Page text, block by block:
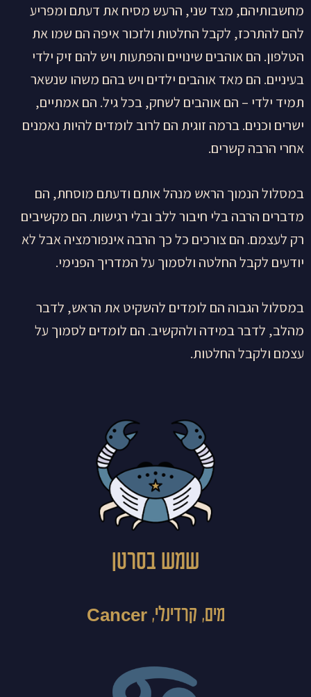
מחשבותיהם, מצד שני, הרעש מסיח את דעתם ומפריע
להם להתרכז, לקבל החלטות ולזכור איפה הם שמו את
הטלפון. הם אוהבים שינויים והפתעות ויש להם זיק ילדי
בעיניים. הם מאד אוהבים ילדים ויש בהם משהו שנשאר
תמיד ילדי – הם אוהבים לשחק, בכל גיל. הם אמתיים,
ישרים וכנים. ברמה זוגית הם לרוב לומדים להיות נאמנים
אחרי הרבה קשרים.
במסלול הנמוך הראש מנהל אותם ודעתם מוסחת, הם
מדברים הרבה בלי חיבור ללב ובלי רגישות. הם מקשיבים
רק לעצמם. הם צורכים כל כך הרבה אינפורמציה אבל לא
יודעים לקבל החלטה ולסמוך על המדריך הפנימי.
במסלול הגבוה הם לומדים להשקיט את הראש, לדבר
מהלב, לדבר במידה ולהקשיב. הם לומדים לסמוך על
עצמם ולקבל החלטות.
שמש בסרטן
מים, קרדינלי, Cancer